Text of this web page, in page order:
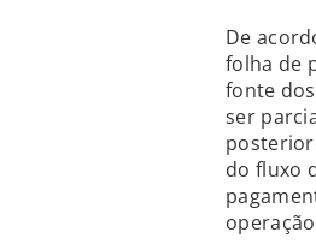
De
folha de
fonte
ser
do fluxo